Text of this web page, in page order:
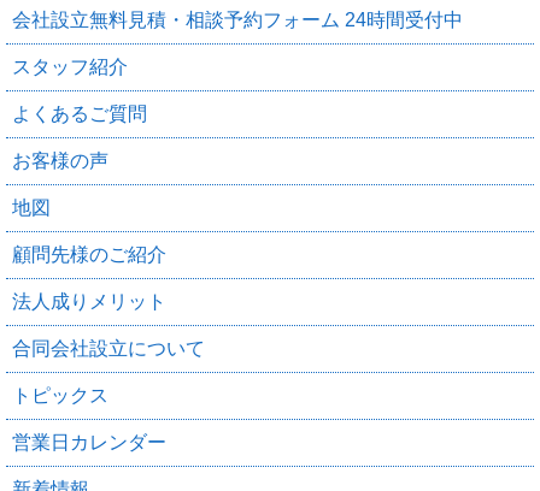
会社設立無料見積・相談予約フォーム 24時間受付中
スタッフ紹介
よくあるご質問
お客様の声
地図
顧問先様のご紹介
法人成りメリット
合同会社設立について
トピックス
営業日カレンダー